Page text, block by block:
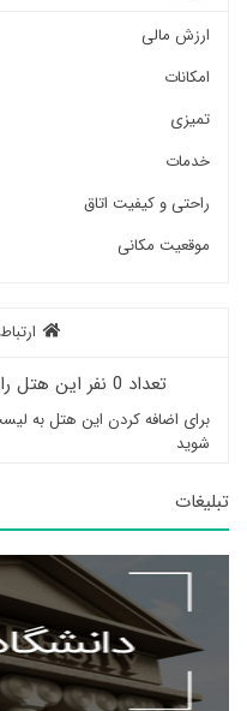
ارزش مالی
امکانات
تمیزی
خدمات
راحتی و کیفیت اتاق
موقعیت مکانی
تعداد 0 نفر این هتل را به لیست خود اضافه کرده‌اند
برای اضافه کردن این هتل به
شوید
تبلیغات